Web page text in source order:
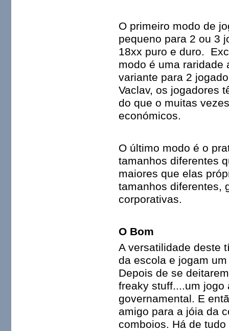
O primeiro modo de
pequeno para 2 ou 3
18xx puro e duro.
modo é uma raridade
variante para 2
Vaclav, os jogadores
do que o muitas
económicos.
O último modo é o
tamanhos diferentes
maiores que elas
tamanhos diferentes,
corporativas.
O Bom
A versatilidade deste
da escola e jogam
Depois de se
freaky stuff....um
governamental. E
amigo para a jóia da
comboios. Há de